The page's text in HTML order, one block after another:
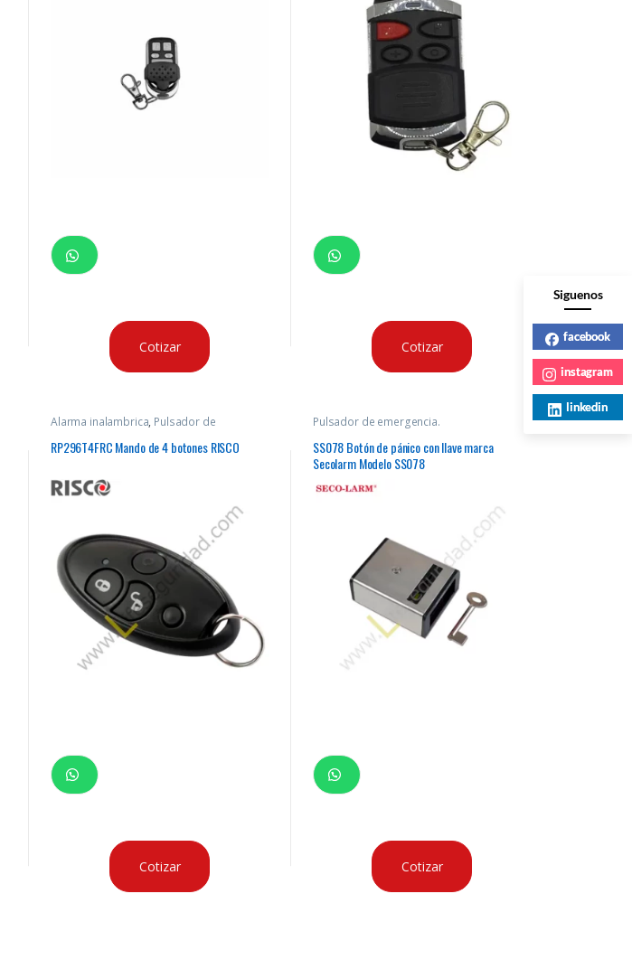
Cotizar Cotizar
Alarma inalambrica, Pulsador de
RP296T4FRC Mando de 4 botones RISCO
Cotizar
Pulsador de emergencia.
SS078 Botón de pánico con llave marca
Secolarm Modelo SS078
Cotizar
Siguenos
facebook
instagram
linkedin